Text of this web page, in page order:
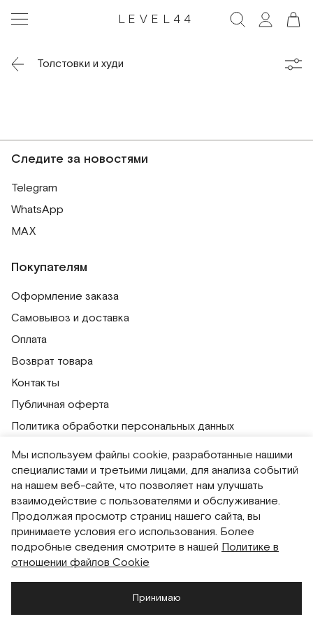
LEVEL44
Толстовки и худи
Следите за новостями
Telegram
WhatsApp
MAX
Покупателям
Оформление заказа
Самовывоз и доставка
Оплата
Возврат товара
Контакты
Публичная оферта
Политика обработки персональных данных
Политика использования сессионных файлов
Согласие на получение рассылок
Согласие на обработку персональных данных
Система привилегий
РусскийEnglish
Мы используем файлы cookie, разработанные нашими
специалистами и третьими лицами, для анализа событий
на нашем веб-сайте, что позволяет нам улучшать
взаимодействие с пользователями и обслуживание.
Продолжая просмотр страниц нашего сайта, вы
принимаете условия его использования. Более
подробные сведения смотрите в нашей Политике в
отношении файлов Cookie
Принимаю